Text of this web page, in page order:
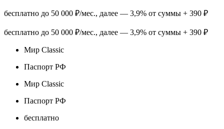
бесплатно до 50 000 ₽/мес., далее — 3,9% от суммы + 390 ₽
бесплатно до 50 000 ₽/мес., далее — 3,9% от суммы + 390 ₽
Мир Classic
Паспорт РФ
Мир Classic
Паспорт РФ
бесплатно